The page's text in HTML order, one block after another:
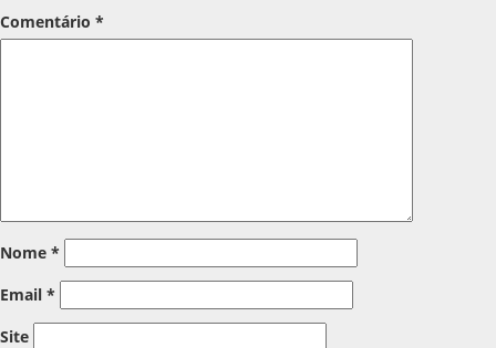
Comentário *
Nome *
Email *
Site